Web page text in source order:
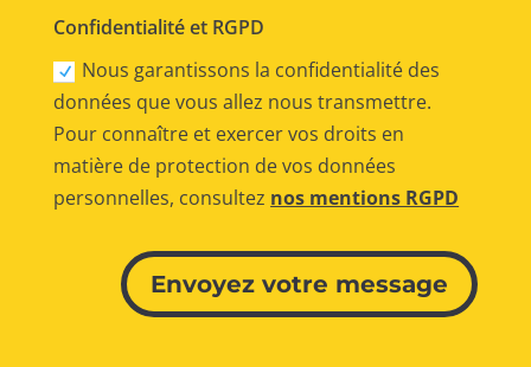
Confidentialité et RGPD
Nous garantissons la confidentialité des
données que vous allez nous transmettre.
Pour connaître et exercer vos droits en
matière de protection de vos données
personnelles, consultez nos mentions RGPD
Envoyez votre message